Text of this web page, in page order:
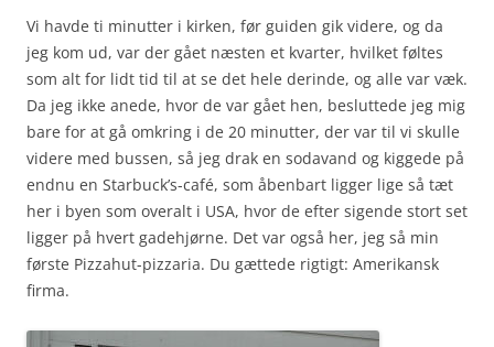
Vi havde ti minutter i kirken, før guiden gik videre, og da
jeg kom ud, var der gået næsten et kvarter, hvilket føltes
som alt for lidt tid til at se det hele derinde, og alle var væk.
Da jeg ikke anede, hvor de var gået hen, besluttede jeg mig
bare for at gå omkring i de 20 minutter, der var til vi skulle
videre med bussen, så jeg drak en sodavand og kiggede på
endnu en Starbuck’s-café, som åbenbart ligger lige så tæt
her i byen som overalt i USA, hvor de efter sigende stort set
ligger på hvert gadehjørne. Det var også her, jeg så min
første Pizzahut-pizzaria. Du gættede rigtigt: Amerikansk
firma.